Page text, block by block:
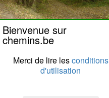
Bienvenue sur
chemins.be
Merci de lire lesconditions
d'utilisation